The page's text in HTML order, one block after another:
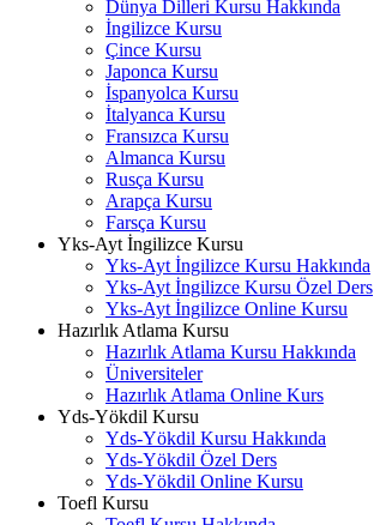
Dünya Dilleri Kursu Hakkında
İngilizce Kursu
Çince Kursu
Japonca Kursu
İspanyolca Kursu
İtalyanca Kursu
Fransızca Kursu
Almanca Kursu
Rusça Kursu
Arapça Kursu
Farsça Kursu
Yks-Ayt İngilizce Kursu
Yks-Ayt İngilizce Kursu Hakkında
Yks-Ayt İngilizce Kursu Özel Ders
Yks-Ayt İngilizce Online Kursu
Hazırlık Atlama Kursu
Hazırlık Atlama Kursu Hakkında
Üniversiteler
Hazırlık Atlama Online Kurs
Yds-Yökdil Kursu
Yds-Yökdil Kursu Hakkında
Yds-Yökdil Özel Ders
Yds-Yökdil Online Kursu
Toefl Kursu